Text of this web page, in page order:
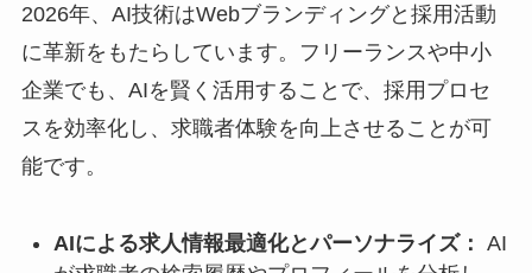
2026年、AI技術はWebブランディングと採用活動
に革新をもたらしています。フリーランスや中小
企業でも、AIを賢く活用することで、採用プロセ
スを効率化し、求職者体験を向上させることが可
能です。
AIによる求人情報最適化とパーソナライズ： AI